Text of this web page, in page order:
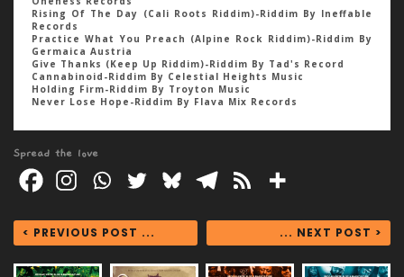
Rising Of The Day (Cali Roots Riddim)-Riddim By Ineffable
Records
Practice What You Preach (Alpine Rock Riddim)-Riddim By
Germaica Austria
Give Thanks (Keep Up Riddim)-Riddim By Tad's Record
Cannabinoid-Riddim By Celestial Heights Music
Holding Firm-Riddim By Troyton Music
Never Lose Hope-Riddim By Flava Mix Records
Spread the love
< PREVIOUS POST ... ... NEXT POST >